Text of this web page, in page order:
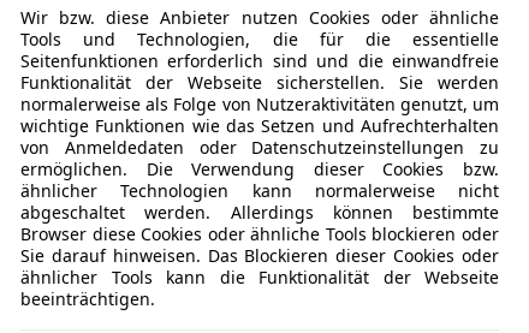
Komfort
2-Zonen-
Armlehne
Mehr anzeigen
Außenfarbe
Grau
Lackierung
Metallic
Farbe der Innenausstattung
Schwarz
Innenausstattung
Teilleder
Sichere Dir diesen
Wir bzw. diese Anbieter nutzen Cookies oder ähnliche
Tools und Technologien, die für die essentielle
Seitenfunktionen erforderlich sind und die einwandfreie
Funktionalität der Webseite sicherstellen. Sie werden
normalerweise als Folge von Nutzeraktivitäten genutzt, um
wichtige Funktionen wie das Setzen und Aufrechterhalten
von Anmeldedaten oder Datenschutzeinstellungen zu
ermöglichen. Die Verwendung dieser Cookies bzw.
ähnlicher Technologien kann normalerweise nicht
abgeschaltet werden. Allerdings können bestimmte
Browser diese Cookies oder ähnliche Tools blockieren oder
Sie darauf hinweisen. Das Blockieren dieser Cookies oder
ähnlicher Tools kann die Funktionalität der Webseite
beeinträchtigen.